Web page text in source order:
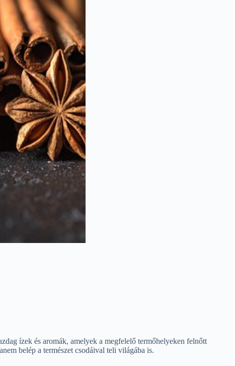
ízek és aromák, amelyek a megfelelő termőhelyeken felnőtt
belép a természet csodáival teli világába is.